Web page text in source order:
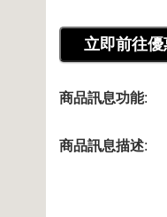
商品訊息功能:
商品訊息描述: